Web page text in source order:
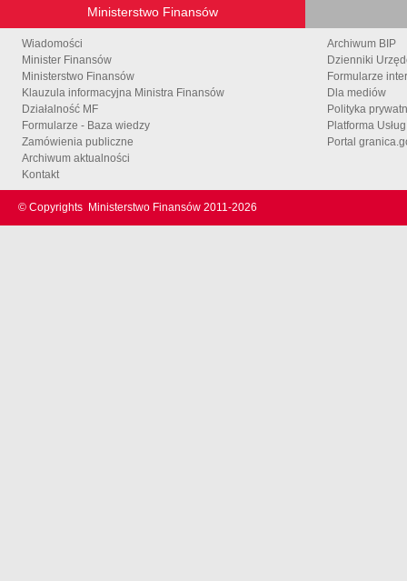
Ministerstwo Finansów
Wiadomości
Minister Finansów
Ministerstwo Finansów
Klauzula informacyjna Ministra Finansów
Działalność MF
Formularze - Baza wiedzy
Zamówienia publiczne
Archiwum aktualności
Kontakt
Archiwum BIP
Dzienniki
Formularze
Dla mediów
Polityka
Platforma
Portal
© Copyrights Ministerstwo Finansów 2011-2026